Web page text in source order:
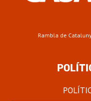
Rambla de